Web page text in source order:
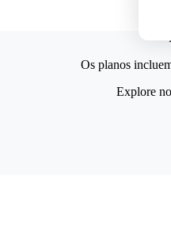
Os planos
Explore